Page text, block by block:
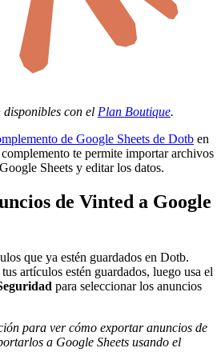
disponibles con el Plan Boutique.
de Google Sheets de Dotb en
te permite importar archivos
Sheets y editar los datos.
de Vinted a Google
que ya estén guardados en Dotb.
artículos estén guardados, luego usa el
para seleccionar los anuncios
para ver cómo exportar anuncios de
a Google Sheets usando el